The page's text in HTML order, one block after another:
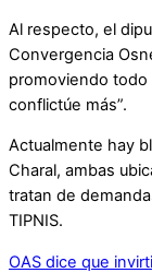
Al respecto, el
Convergencia
promoviendo todo
conflictúe más”.
Actualmente hay
Charal, ambas
tratan de
TIPNIS.
OAS dice que